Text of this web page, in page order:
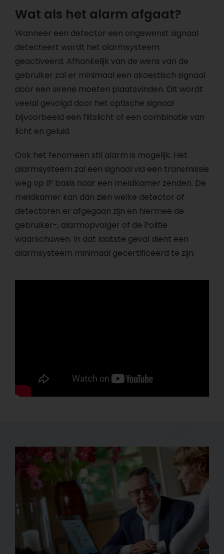
Wat als het alarm afgaat?
Wanneer een detector een ongewenst signaal
detecteert wordt het alarmsysteem
geactiveerd. Afhankelijk van de wens van de
gebruiker zal er minimaal een akoestisch signaal
door een sirene moeten plaatsvinden. Dit wordt
veelal gevolgd door het optische signaal
bijvoorbeeld een flitslicht of een combinatie van
licht en geluid.
Ook het fenomeen stil alarm is mogelijk. Het
alarmsysteem zal een signaal via een transmissie
weg op IP basis naar een meldkamer zenden. De
meldkamer kan dan zien welke detector of
detectoren er afgegaan zijn en hiermee de
gebruiker-, alarmopvolger of de Politie
waarschuwen. In dat laatste geval dient een
alarmsysteem minimaal gecertificeerd te zijn.